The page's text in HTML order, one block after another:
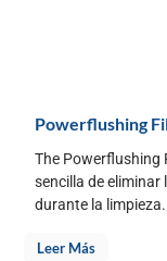
Powerflushing
The Powerflushing
sencilla de
durante la
Leer Más